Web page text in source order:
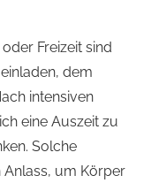
Freizeit sind
dem
intensiven
eine Auszeit zu
Solche
Anlass, um Körper